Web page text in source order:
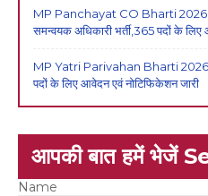
MP Panchayat CO Bharti 2026
समन्वयक अधिकारी भर्ती,365 पदों के
MP Yatri Parivahan Bharti
पदों के लिए आवेदन एवं नोटिफिकेशन जारी
आपकी बात हमें भेजें
Name